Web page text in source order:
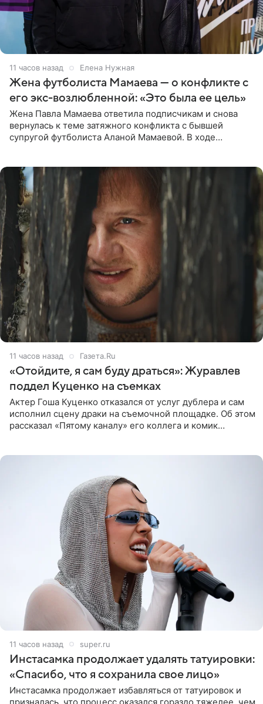
11 часов назад Елена Нужная
Жена футболиста Мамаева — о конфликте с
его экс-возлюбленной: «Это была ее цель»
Жена Павла Мамаева ответила подписчикам и снова
вернулась к теме затяжного конфликта с бывшей
супругой футболиста Аланой Мамаевой. В ходе
11 часов назад Газета.Ru
«Отойдите, я сам буду драться»: Журавлев
поддел Куценко на съемках
Актер Гоша Куценко отказался от услуг дублера и сам
исполнил сцену драки на съемочной площадке. Об этом
рассказал «Пятому каналу» его коллега и комик
11 часов назад super.ru
Инстасамка продолжает удалять татуировки:
«Спасибо, что я сохранила свое лицо»
Инстасамка продолжает избавляться от татуировок и
призналась, что процесс оказался гораздо тяжелее, чем